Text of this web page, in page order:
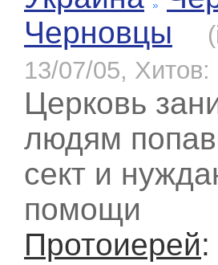
Черновцы
13/07/05, Хитов:
Церковь
людям
сект и
помощи
Протоиерей